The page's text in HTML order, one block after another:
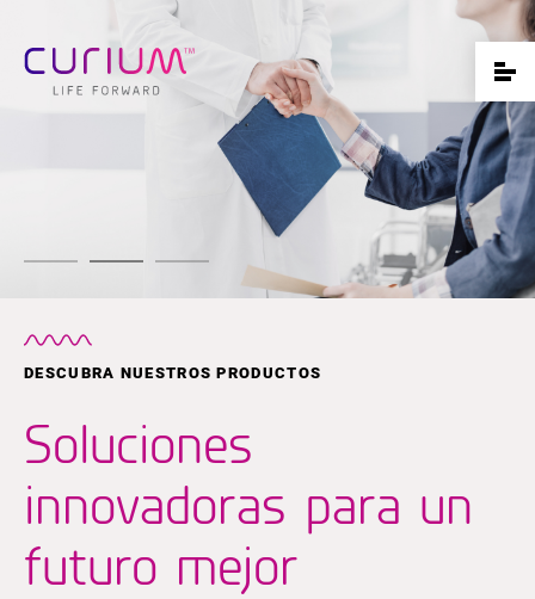
DESCUBRA NUESTROS PRODUCTOS
Soluciones
innovadoras para un
futuro mejor